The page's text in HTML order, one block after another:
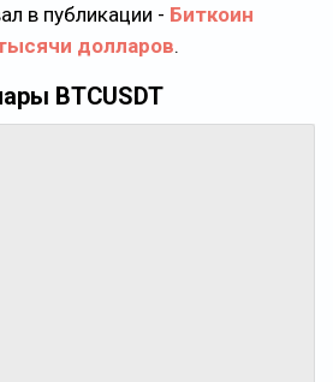
в публикации - Биткоин
долларов.
BTCUSDT